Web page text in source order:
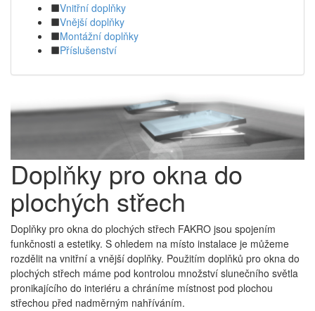
Vnitřní doplňky
Vnější doplňky
Montážní doplňky
Příslušenství
Doplňky pro okna do
plochých střech
Doplňky pro okna do plochých střech FAKRO jsou spojením
funkčnosti a estetiky. S ohledem na místo instalace je můžeme
rozdělit na vnitřní a vnější doplňky. Použitím doplňků pro okna do
plochých střech máme pod kontrolou množství slunečního světla
pronikajícího do interiéru a chráníme místnost pod plochou
střechou před nadměrným nahříváním.